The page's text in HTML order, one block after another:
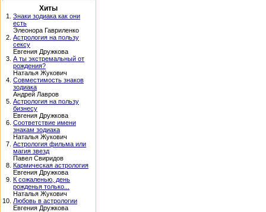
Хиты
1. Знаки зодиака как они
есть
Элеонора Гавриленко
2. Астрология на пользу
сексу
Евгения Дружкова
3. А ты экстремальный от
рождения?
Наталья Жукович
4. Совместимость знаков
зодиака
Андрей Лавров
5. Астрология на пользу
бизнесу
Евгения Дружкова
6. Соответствие имени
знакам зодиака
Наталья Жукович
7. Астрология фильма или
магия звезд
Павел Свиридов
8. Кармическая астрология
Евгения Дружкова
9. К сожаленью, день
рожденья только...
Наталья Жукович
10. Любовь в астрологии
Евгения Дружкова